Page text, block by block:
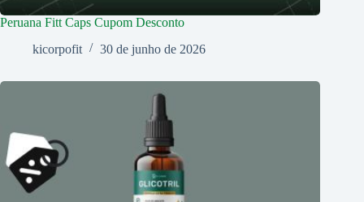
Peruana Fitt Caps Cupom Desconto
kicorpofit
30 de junho de 2026